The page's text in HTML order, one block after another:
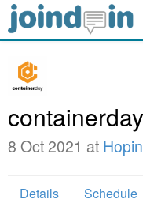
8 Oct 2021 at Hopin
Details Schedule